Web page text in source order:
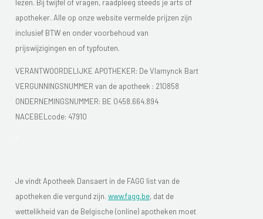
lezen. Bij twijfel of vragen, raadpleeg steeds je arts of
apotheker. Alle op onze website vermelde prijzen zijn
inclusief BTW en onder voorbehoud van
prijswijzigingen en of typfouten.
VERANTWOORDELIJKE APOTHEKER: De Vlamynck Bart
VERGUNNINGSNUMMER van de apotheek : 210858
ONDERNEMINGSNUMMER: BE 0458.664.894
NACEBELcode: 47910
Je vindt Apotheek Dansaert in de FAGG list van de
apotheken die vergund zijn. www.fagg.be, dat de
wettelikheid van de Belgische (online) apotheken moet